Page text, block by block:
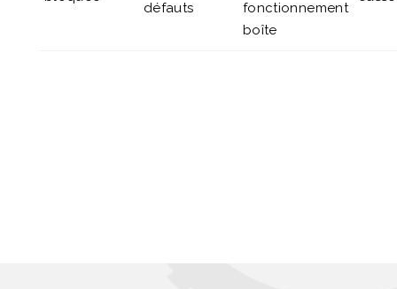
défauts
fonctionnement
boîte